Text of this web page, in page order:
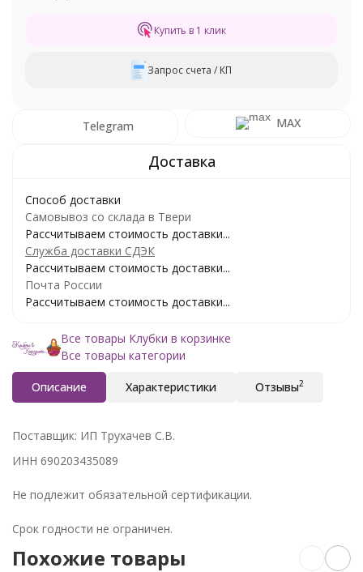
Купить в 1 клик
Запрос счета / КП
Telegram MAX
Способ доставки
Самовывоз со склада в Твери
Рассчитываем стоимость доставки...
Служба доставки СДЭК
Рассчитываем стоимость доставки...
Почта России
Рассчитываем стоимость доставки...
Все товары Клубки в корзинке
Все товары категории
Описание Характеристики Отзывы2
Поставщик: ИП Трухачев С.В.
ИНН 690203435089
Не подлежит обязательной сертификации.
Срок годности не ограничен.
Похожие товары